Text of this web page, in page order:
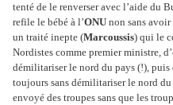
tenté de le renverser avec l’aide du
refile le bébé à l’ONU non sans
un traité inepte (Marcoussis) qui le
Nordistes comme premier ministre,
démilitariser le nord du pays (!), puis
toujours sans démilitariser le nord
envoyé des troupes sans que les